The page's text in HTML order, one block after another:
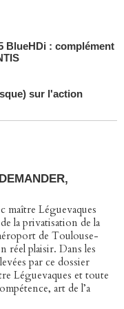
: complément
sur l'action
maître Léguevaques
la privatisation de la
de Toulouse-
réel plaisir. Dans les
par ce dossier
Léguevaques et toute
art de l’a